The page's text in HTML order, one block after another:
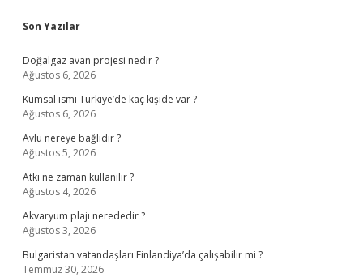
Sidebar
Son Yazılar
Doğalgaz avan projesi nedir ?
Ağustos 6, 2026
Kumsal ismi Türkiye’de kaç kişide var ?
Ağustos 6, 2026
Avlu nereye bağlıdır ?
Ağustos 5, 2026
Atkı ne zaman kullanılır ?
Ağustos 4, 2026
Akvaryum plajı nerededir ?
Ağustos 3, 2026
Bulgaristan vatandaşları Finlandiya’da çalışabilir mi ?
Temmuz 30, 2026